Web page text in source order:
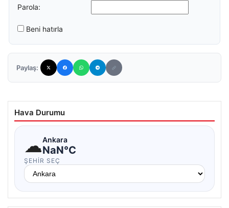
Parola:
Beni hatırla
Paylaş:
Hava Durumu
☁Ankara
NaN°C
ŞEHIR SEÇ